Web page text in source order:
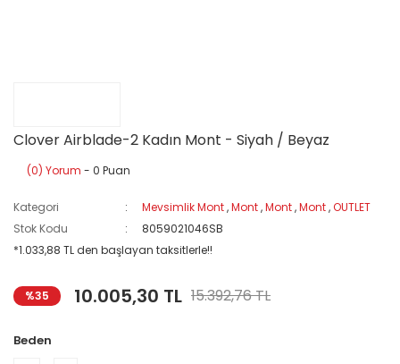
Clover Airblade-2 Kadın Mont - Siyah / Beyaz
(0) Yorum - 0 Puan
Kategori Mevsimlik Mont,Mont,Mont,Mont,OUTLET
Stok Kodu
8059021046SB
*1.033,88 TL den başlayan taksitlerle!!
%35 10.005,30 TL 15.392,76 TL
Beden